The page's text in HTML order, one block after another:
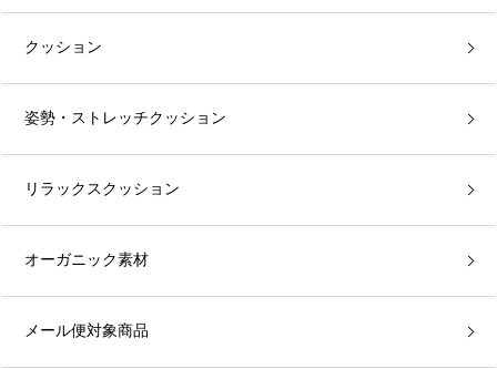
クッション
姿勢・ストレッチクッション
リラックスクッション
オーガニック素材
メール便対象商品